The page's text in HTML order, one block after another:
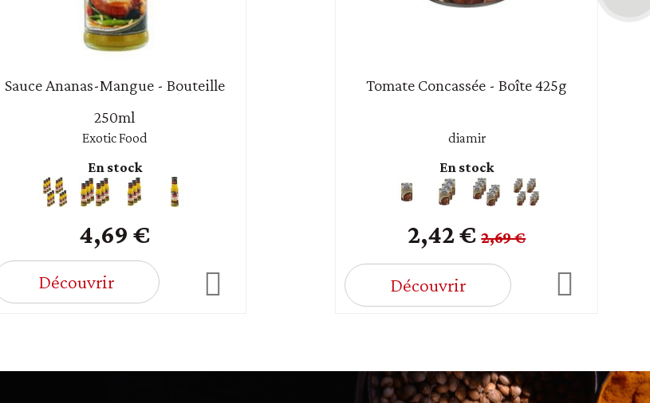
Sauce Ananas-Mangue - Bouteille
250ml
Exotic Food
En stock
4,69 €
Découvrir
Tomate Concassée - Boîte 425g
diamir
En stock
2,42 € 2,69 €
Découvrir